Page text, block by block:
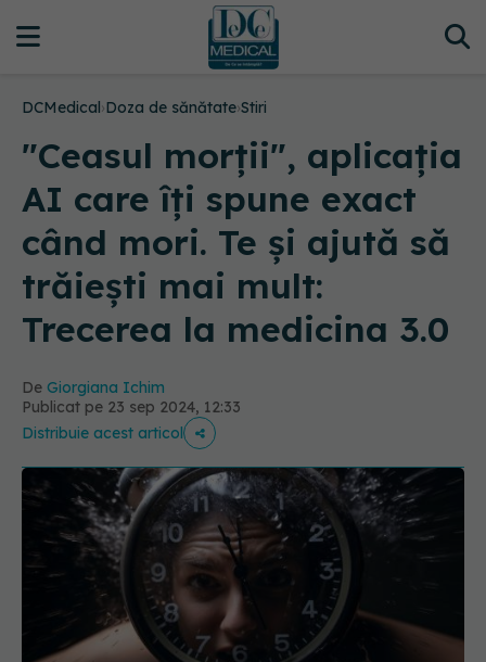
DCMedical›Doza de sănătate›Stiri
"Ceasul morții", aplicația
AI care îți spune exact
când mori. Te și ajută să
trăiești mai mult:
Trecerea la medicina 3.0
De Giorgiana Ichim
Publicat pe 23 sep 2024, 12:33
Distribuie acest articol